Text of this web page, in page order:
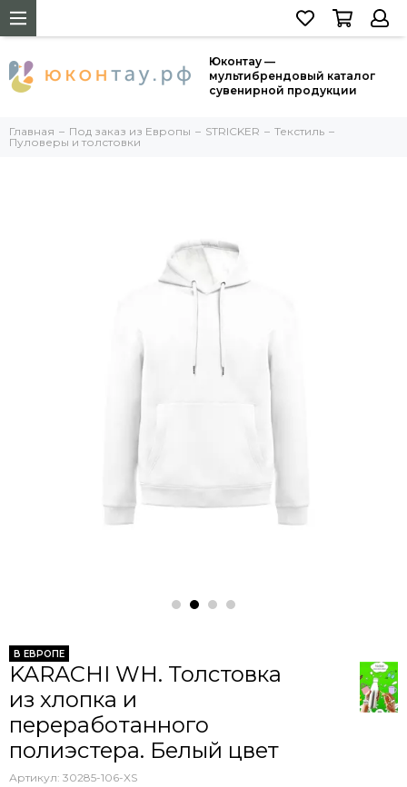
Юконтау —
мультибрендовый каталог
сувенирной продукции
Главная Под заказ из Европы STRICKER
Текстиль
Пуловеры и толстовки
В ЕВРОПЕ
KARACHI WH. Толстовка
из хлопка и
переработанного
полиэстера. Белый цвет
Артикул: 30285-106-XS